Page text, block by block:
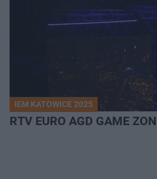
IEM KATOWICE 2025
RTV EURO AGD GAME